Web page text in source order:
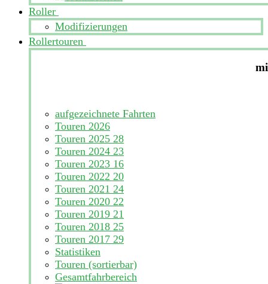
Roller
Modifizierungen
Rollertouren
aufgezeichnete Fahrten
Touren 2026
Touren 2025 28
Touren 2024 23
Touren 2023 16
Touren 2022 20
Touren 2021 24
Touren 2020 22
Touren 2019 21
Touren 2018 25
Touren 2017 29
Statistiken
Touren (sortierbar)
Gesamtfahrbereich